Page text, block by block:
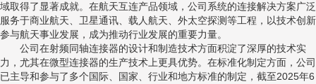
域取得了显著成就。在航天互连产品领域，公司系统的连接解决方案广泛
服务于商业航天、卫星通讯、载人航天、外太空探测等工程，以技术创新
参与航天事业发展，成为推动行业发展的重要力量。
公司在射频同轴连接器的设计和制造技术方面积淀了深厚的技术实
力，尤其在微型连接器的生产技术上更具优势。在标准化制定方面，公司
已主导和参与了多个国际、国家、行业和地方标准的制定，截至2025年6